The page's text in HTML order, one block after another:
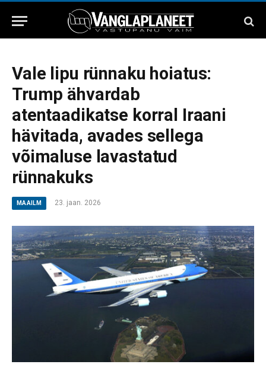
Vale lipu rünnaku hoiatus:
Trump ähvardab
atentaadikatse korral Iraani
hävitada, avades sellega
võimaluse lavastatud
rünnakuks
MAAILM 23. jaan. 2026